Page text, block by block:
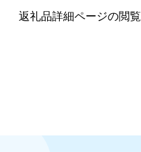
返礼品詳細ページの閲